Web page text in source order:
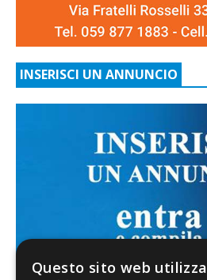
INSERISCI UN ANNUNCIO
Questo sito web utilizza